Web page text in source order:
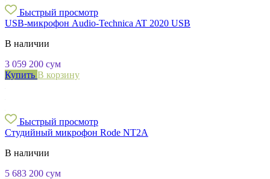
Быстрый просмотр
USB-микрофон Audio-Technica AT 2020 USB
В наличии
3 059 200 сум
Купить В корзину
Быстрый просмотр
Студийный микрофон Rode NT2A
В наличии
5 683 200 сум